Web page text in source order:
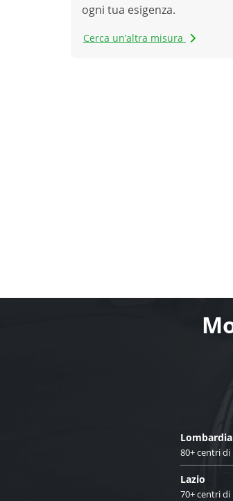
ogni tua esigenza.
Cerca un’altra misura
Lombardia
80+ centri
Lazio
70+ centri